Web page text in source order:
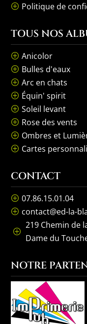
P Politique de
TOUS NOS
P Anicolor
P Bulles d'eaux
P Arc en chats
P Équin' spirit
P Soleil levant
P Rose des vents
P Ombres et
P Cartes
CONTACT
P 07.86.15.01.04
P contact@ed-la-
P
219 Chemin de
Dame du
NOTRE